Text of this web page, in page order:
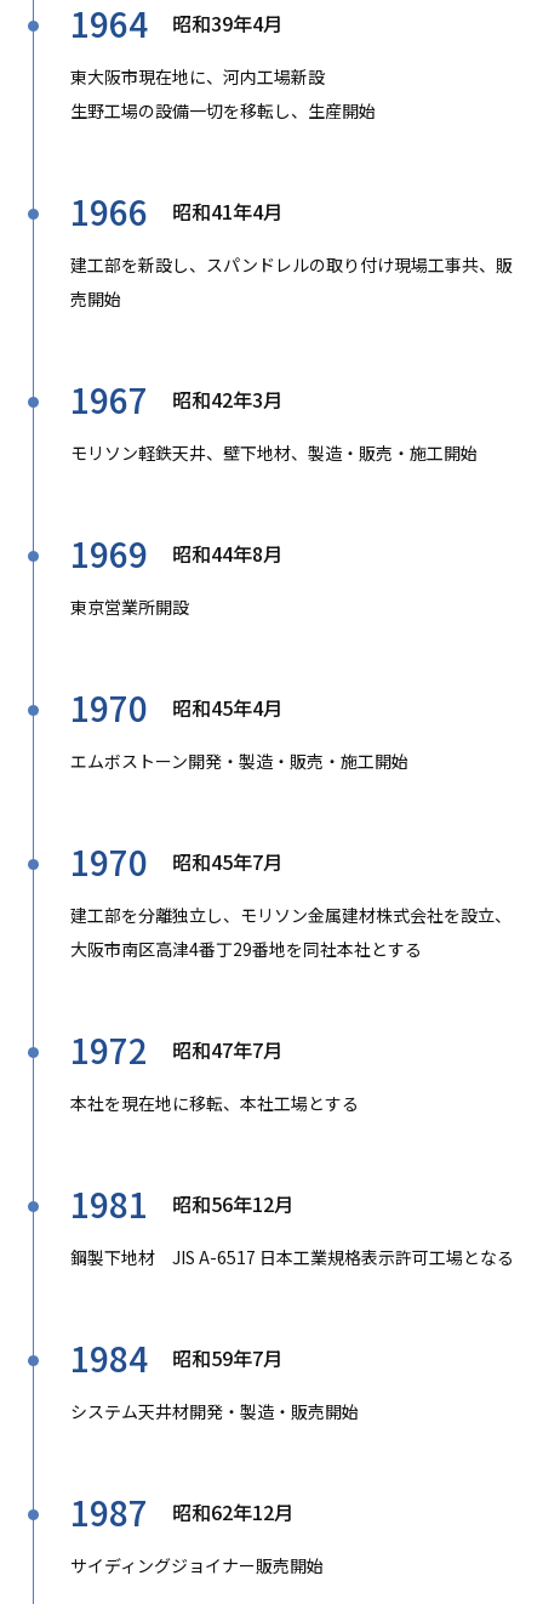
1964 昭和39年4月
東大阪市現在地に、河内工場新設
生野工場の設備一切を移転し、生産開始
1966 昭和41年4月
建工部を新設し、スパンドレルの取り付け現場工事共、販
売開始
1967 昭和42年3月
モリソン軽鉄天井、壁下地材、製造・販売・施工開始
1969 昭和44年8月
東京営業所開設
1970 昭和45年4月
エムボストーン開発・製造・販売・施工開始
1970 昭和45年7月
建工部を分離独立し、モリソン金属建材株式会社を設立、
大阪市南区高津4番丁29番地を同社本社とする
1972 昭和47年7月
本社を現在地に移転、本社工場とする
1981 昭和56年12月
鋼製下地材 JIS A-6517 日本工業規格表示許可工場となる
1984 昭和59年7月
システム天井材開発・製造・販売開始
1987 昭和62年12月
サイディングジョイナー販売開始